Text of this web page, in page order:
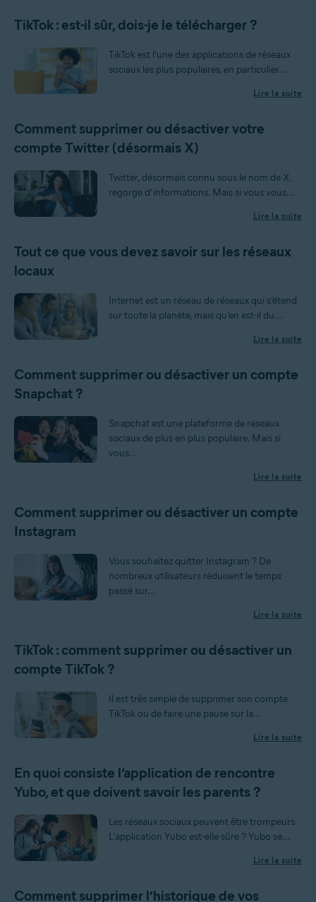
TikTok : est-il sûr, dois-je le télécharger ?
TikTok est l’une des applications de réseaux
sociaux les plus populaires, en particulier...
Lire la suite
Comment supprimer ou désactiver votre
compte Twitter (désormais X)
Twitter, désormais connu sous le nom de X,
regorge d’informations. Mais si vous vous...
Lire la suite
Tout ce que vous devez savoir sur les réseaux
locaux
Internet est un réseau de réseaux qui s’étend
sur toute la planète, mais qu’en est-il du...
Lire la suite
Comment supprimer ou désactiver un compte
Snapchat ?
Snapchat est une plateforme de réseaux
sociaux de plus en plus populaire. Mais si
vous...
Lire la suite
Comment supprimer ou désactiver un compte
Instagram
Vous souhaitez quitter Instagram ? De
nombreux utilisateurs réduisent le temps
passé sur...
Lire la suite
TikTok : comment supprimer ou désactiver un
compte TikTok ?
Il est très simple de supprimer son compte
TikTok ou de faire une pause sur la...
Lire la suite
En quoi consiste l’application de rencontre
Yubo, et que doivent savoir les parents ?
Les réseaux sociaux peuvent être trompeurs.
L’application Yubo est-elle sûre ? Yubo se...
Lire la suite
Comment supprimer l’historique de vos